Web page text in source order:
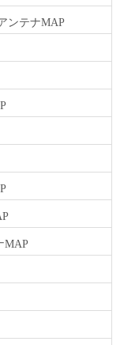
ンテナMAP
MAP